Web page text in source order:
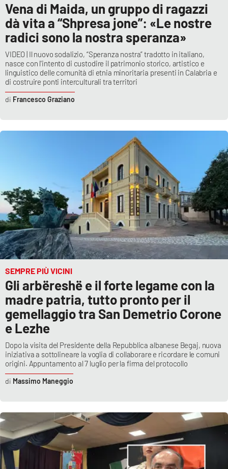
Vena di Maida, un gruppo di ragazzi
dà vita a “Shpresa jone”: «Le nostre
radici sono la nostra speranza»
VIDEO | Il nuovo sodalizio, “Speranza nostra” tradotto in italiano,
nasce con l'intento di custodire il patrimonio storico, artistico e
linguistico delle comunità di etnia minoritaria presenti in Calabria e
di costruire ponti interculturali tra territori
Francesco Graziano
SEMPRE PIÙ VICINI
Gli arbëreshë e il forte legame con la
madre patria, tutto pronto per il
gemellaggio tra San Demetrio Corone
e Lezhe
Dopo la visita del Presidente della Repubblica albanese Begaj, nuova
iniziativa a sottolineare la voglia di collaborare e ricordare le comuni
origini. Appuntamento al 7 luglio per la firma del protocollo
Massimo Maneggio